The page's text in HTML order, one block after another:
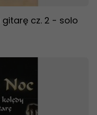
gitarę cz. 2 - solo